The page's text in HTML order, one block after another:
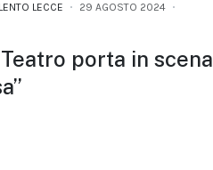
LECCE
29 AGOSTO 2024
porta in scena